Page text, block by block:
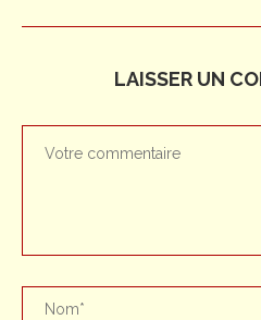
LAISSER UN